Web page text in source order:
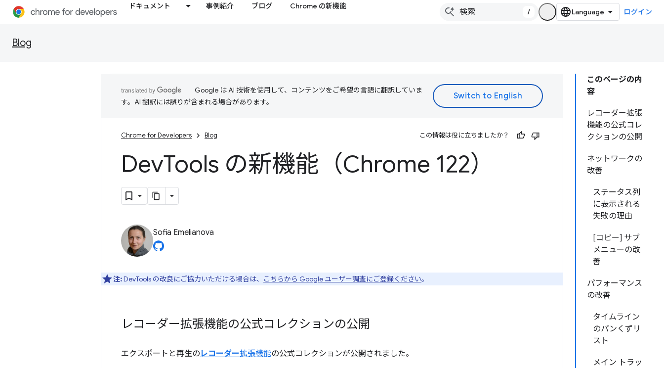
ドキュメント 事例紹介 ブログ Chrome の新機能
/ ログイン
Blog
このページの内
容
レコーダー拡張
機能の公式コレ
クションの公開
ネットワークの
改善
ステータス列
に表示される
失敗の理由
[コピー] サブ
メニューの改
善
パフォーマンス
の改善
タイムライン
のパンくずリ
スト
メイン トラッ
Google は AI 技術を使用して、コンテンツをご希望の言語に翻訳していま
す。AI 翻訳には誤りが含まれる場合があります。
Chrome for Developers Blog この情報は役に立ちましたか？
DevTools の新機能（Chrome 122）
Sofia Emelianova
注:DevTools の改良にご協力いただける場合は、 こちらから Google ユーザー調査にご登録ください。
レコーダー拡張機能の公式コレクションの公開
エクスポートと再生の レコーダー拡張機能の公式コレクションが公開されました。